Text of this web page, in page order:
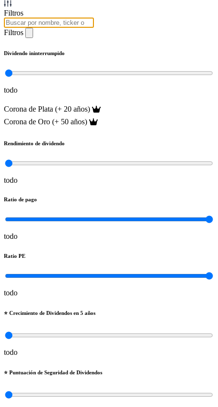
Filtros
Filtros
Dividendo ininterrumpido
todo
Corona de Plata (+ 20 años)
Corona de Oro (+ 50 años)
Rendimiento de dividendo
todo
Ratio de pago
todo
Ratio PE
todo
⭐️ Crecimiento de Dividendos en 5 años
todo
⭐️ Puntuación de Seguridad de Dividendos